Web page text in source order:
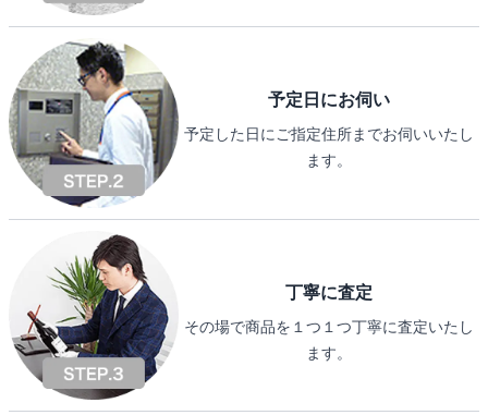
予定日にお伺い
予定した日にご指定住所までお伺いいたし
ます。
丁寧に査定
その場で商品を１つ１つ丁寧に査定いたし
ます。